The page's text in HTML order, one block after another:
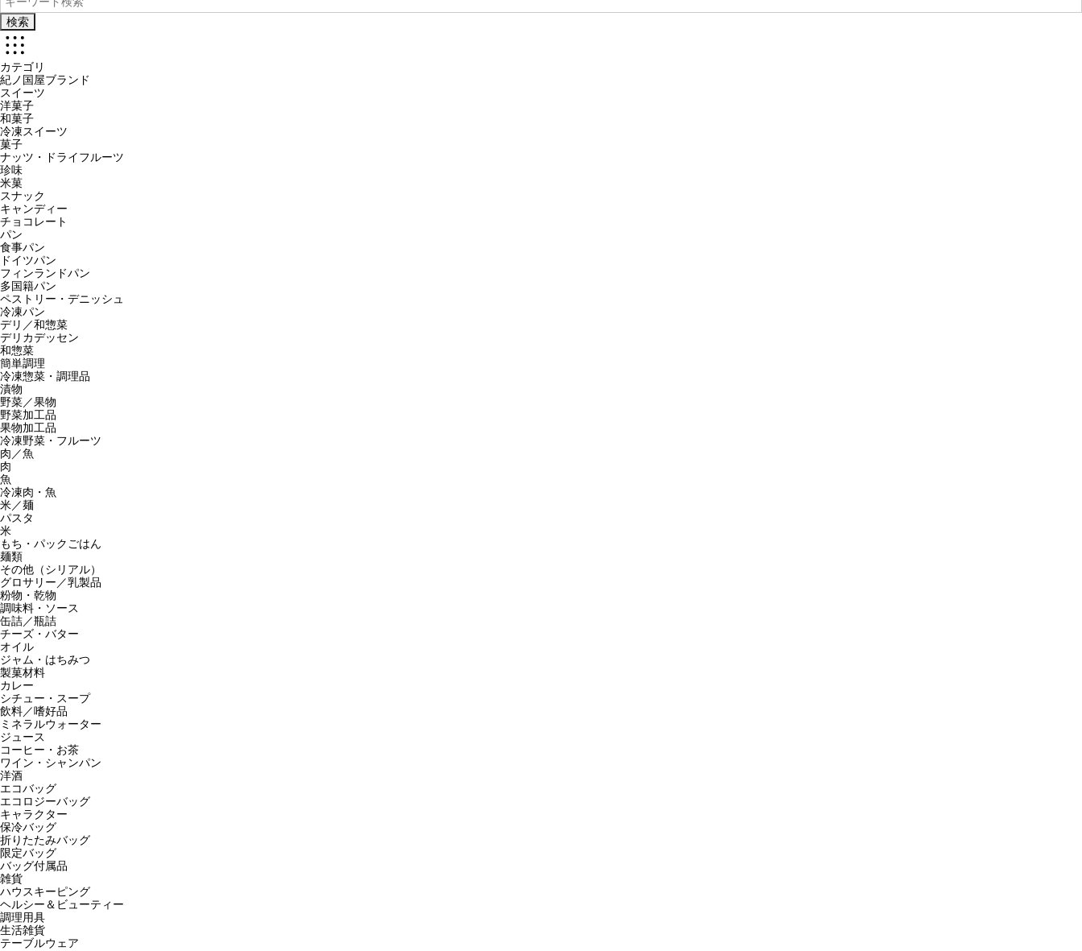
検索
カテゴリ
紀ノ国屋ブランド
スイーツ
洋菓子
和菓子
冷凍スイーツ
菓子
ナッツ・ドライフルーツ
珍味
米菓
スナック
キャンディー
チョコレート
パン
食事パン
ドイツパン
フィンランドパン
多国籍パン
ペストリー・デニッシュ
冷凍パン
デリ／和惣菜
デリカデッセン
和惣菜
簡単調理
冷凍惣菜・調理品
漬物
野菜／果物
野菜加工品
果物加工品
冷凍野菜・フルーツ
肉／魚
肉
魚
冷凍肉・魚
米／麺
パスタ
米
もち・パックごはん
麺類
その他（シリアル）
グロサリー／乳製品
粉物・乾物
調味料・ソース
缶詰／瓶詰
チーズ・バター
オイル
ジャム・はちみつ
製菓材料
カレー
シチュー・スープ
飲料／嗜好品
ミネラルウォーター
ジュース
コーヒー・お茶
ワイン・シャンパン
洋酒
エコバッグ
エコロジーバッグ
キャラクター
保冷バッグ
折りたたみバッグ
限定バッグ
バッグ付属品
雑貨
ハウスキーピング
ヘルシー＆ビューティー
調理用具
生活雑貨
テーブルウェア